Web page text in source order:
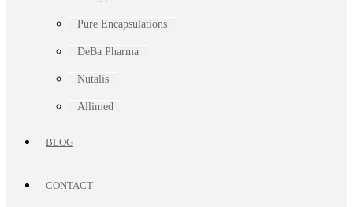
Pure Encapsulations
DeBa Pharma
Nutalis
Allimed
BLOG
CONTACT